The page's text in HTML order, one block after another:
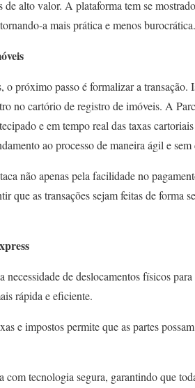
alto valor. A plataforma tem se
a mais prática e menos burocrática.
o próximo passo é formalizar a transação.
no cartório de registro de imóveis. A
e em tempo real das taxas
ao processo de maneira ágil e
não apenas pela facilidade no
que as transações sejam feitas de forma
necessidade de deslocamentos físicos
rápida e eficiente.
e impostos permite que as partes
com tecnologia segura, garantindo que